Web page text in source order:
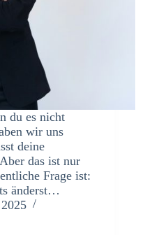
du es nicht
wir uns
deine
das ist nur
Frage ist:
änderst…